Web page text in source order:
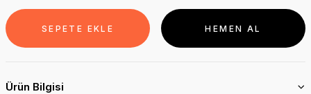
SEPETE EKLE HEMEN AL
Ürün Bilgisi